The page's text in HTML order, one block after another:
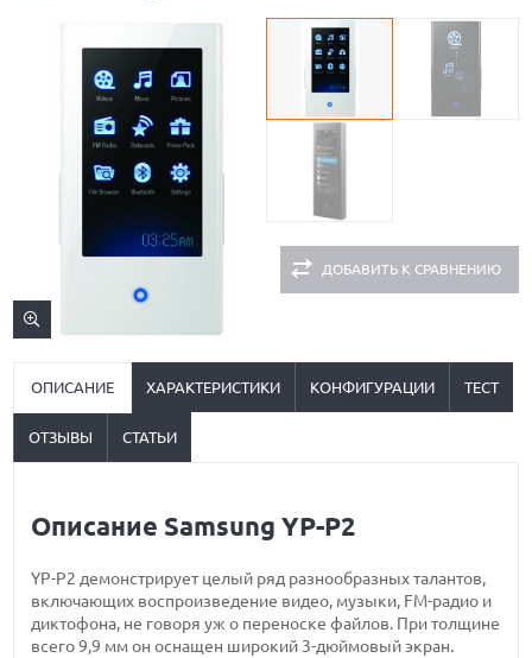
ДОБАВИТЬ К СРАВНЕНИЮ
ОПИСАНИЕ ХАРАКТЕРИСТИКИ КОНФИГУРАЦИИ ТЕСТ
ОТЗЫВЫ СТАТЬИ
Описание Samsung YP-P2
YP-P2 демонстрирует целый ряд разнообразных талантов,
включающих воспроизведение видео, музыки, FM-радио и
диктофона, не говоря уж о переноске файлов. При толщине
всего 9,9 мм он оснащен широкий 3-дюймовый экран.